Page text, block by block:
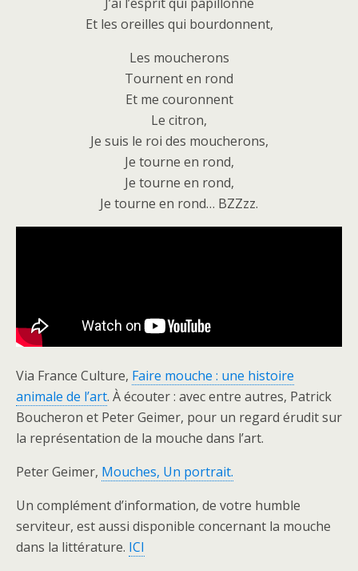
Et les oreilles qui bourdonnent,
Les moucherons
Tournent en rond
Et me couronnent
Le citron,
Je suis le roi des moucherons,
Je tourne en rond,
Je tourne en rond,
Je tourne en rond… BZZzz.
Via France Culture, Faire mouche : une histoire
animale de l’art. À écouter : avec entre autres, Patrick
Boucheron et Peter Geimer, pour un regard érudit sur
la représentation de la mouche dans l’art.
Peter Geimer, Mouches, Un portrait.
Un complément d’information, de votre humble
serviteur, est aussi disponible concernant la mouche
dans la littérature. ICI